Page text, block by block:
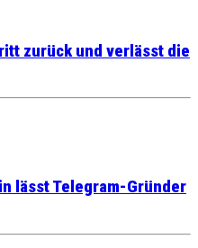
zurück und verlässt die
lässt Telegram-Gründer